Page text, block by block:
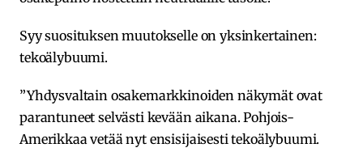
Syy suosituksen muutokselle on yksinkertainen:
tekoälybuumi.
”Yhdysvaltain osakemarkkinoiden näkymät ovat
parantuneet selvästi kevään aikana. Pohjois-
Amerikkaa vetää nyt ensisijaisesti tekoälybuumi.